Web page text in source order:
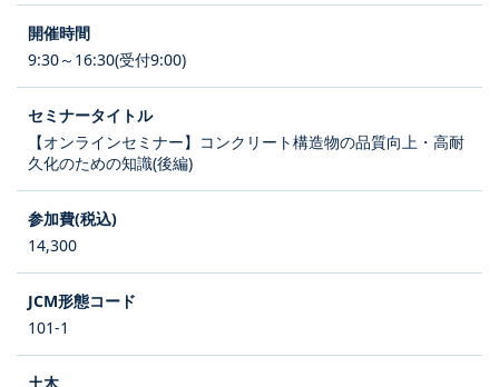
9:30～16:30(受付9:00)
【オンラインセミナー】コンクリート構造物の品質向上・高耐
久化のための知識(後編)
14,300
101-1